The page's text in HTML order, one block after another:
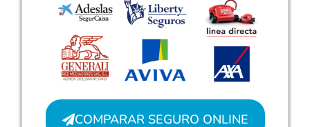
COMPARAR SEGURO ONLINE